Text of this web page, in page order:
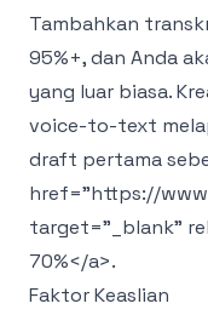
Tambahkan
95%+, dan Anda
yang luar biasa.
voice-to-text
draft pertama
href="https://
target="_blank"
70%</a>.
Faktor Keaslian